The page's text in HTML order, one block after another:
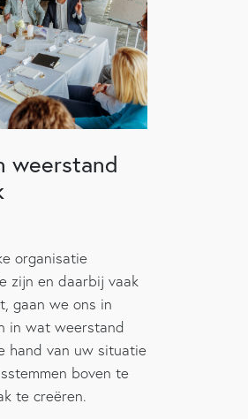
weerstand
organisatie
zijn en daarbij vaak
gaan we ons in
in wat weerstand
hand van uw situatie
boven te
te creëren.